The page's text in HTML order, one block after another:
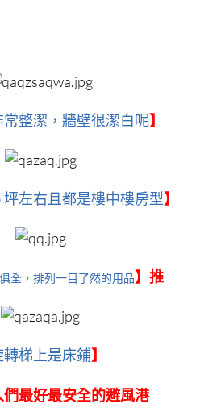
整潔，牆壁很潔白呢】
左右且都是樓中樓房型】
全，排列一目了然的用品】推
轉梯上是床鋪】
最好最安全的避風港